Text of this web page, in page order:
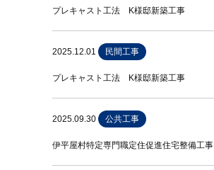
プレキャスト工法 K様邸新築工事
2025.12.01 民間工事
プレキャスト工法 K様邸新築工事
2025.09.30 公共工事
伊平屋村特定専門職定住促進住宅整備工事